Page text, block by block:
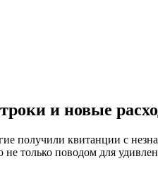
и новые
получили квитанции с
только поводом для